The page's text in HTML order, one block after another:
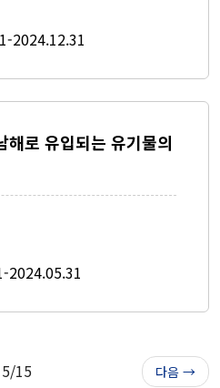
2024.12.31
해로 유입되는 유기물의
2024.05.31
5/15 다음 →